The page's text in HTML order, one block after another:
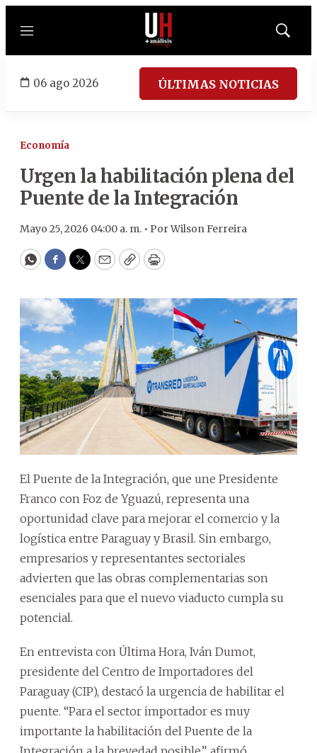
Menú
Mostrar
06 ago 2026 ÚLTIMAS NOTICIAS
Economía
Urgen la habilitación plena del
Puente de la Integración
Mayo 25, 2026 04:00 a. m. • PorWilson Ferreira
WhatsApp
Facebook
Twitter
EmailCopyPrint
El Puente de la Integración, que une Presidente
Franco con Foz de Yguazú, representa una
oportunidad clave para mejorar el comercio y la
logística entre Paraguay y Brasil. Sin embargo,
empresarios y representantes sectoriales
advierten que las obras complementarias son
esenciales para que el nuevo viaducto cumpla su
potencial.
En entrevista con Última Hora, Iván Dumot,
presidente del Centro de Importadores del
Paraguay (CIP), destacó la urgencia de habilitar el
puente. “Para el sector importador es muy
importante la habilitación del Puente de la